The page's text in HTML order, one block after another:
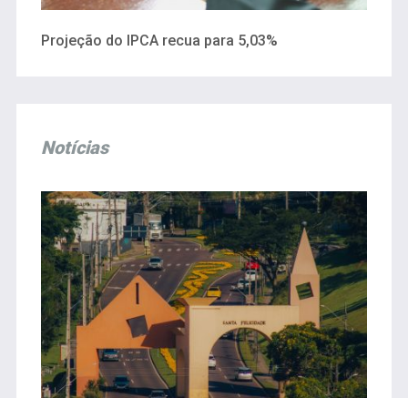
Projeção do IPCA recua para 5,03%
Notícias